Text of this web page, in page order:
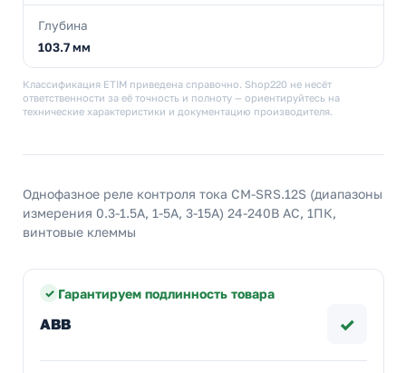
Глубина
103.7 мм
Классификация ETIM приведена справочно. Shop220 не несёт
ответственности за её точность и полноту — ориентируйтесь на
технические характеристики и документацию производителя.
Однофазное реле контроля тока CM-SRS.12S (диапазоны
измерения 0.3-1.5А, 1-5A, 3-15A) 24-240В AC, 1ПК,
винтовые клеммы
Гарантируем подлинность товара
ABB ✓